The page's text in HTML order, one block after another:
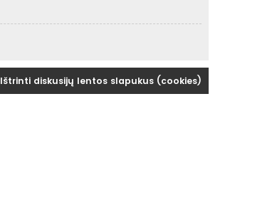
Ištrinti diskusijų lentos slapukus (cookies)